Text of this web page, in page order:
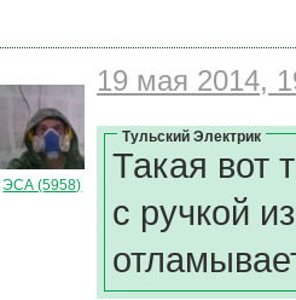
ЭСА (5958)
19 мая 2014,
Тульский Электрик
Такая вот
с ручкой